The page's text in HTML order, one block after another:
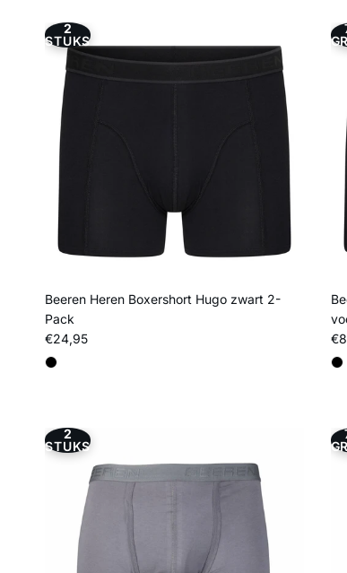
2
STUKS
Beeren Heren Boxershort Hugo zwart 2-
Pack
Reguliere prijs
€24,95
2
STUKS